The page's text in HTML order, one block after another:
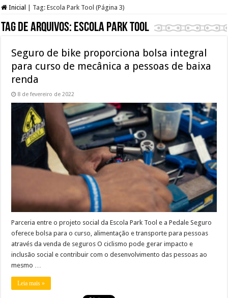
Inicial Tag:Escola Park Tool (Página 3)
Tag de arquivos: Escola Park Tool
Seguro de bike proporciona bolsa integral
para curso de mecânica a pessoas de baixa
renda
8 de fevereiro de 2022
Parceria entre o projeto social da Escola Park Tool e a Pedale Seguro
oferece bolsa para o curso, alimentação e transporte para pessoas
através da venda de seguros O ciclismo pode gerar impacto e
inclusão social e contribuir com o desenvolvimento das pessoas ao
mesmo …
Leia mais »